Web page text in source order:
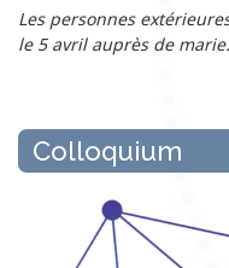
Les personnes
le 5 avril auprès de
Colloquium